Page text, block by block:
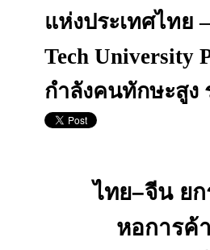
แห่งประเทศไทย
Tech University
กำลังคนทักษะสูง
ไทย–จีน ย
หอการค้